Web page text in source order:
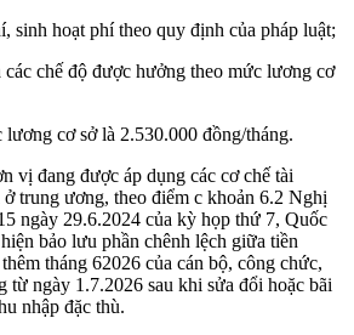
sinh hoạt phí theo quy định của pháp luật;
chế độ được hưởng theo mức lương cơ
cơ sở là 2.530.000 đồng/tháng.
vị đang được áp dụng các cơ chế tài
trung ương, theo điểm c khoản 6.2 Nghị
ngày 29.6.2024 của kỳ họp thứ 7, Quốc
bảo lưu phần chênh lệch giữa tiền
tháng 62026 của cán bộ, công chức,
ngày 1.7.2026 sau khi sửa đổi hoặc bãi
nhập đặc thù.